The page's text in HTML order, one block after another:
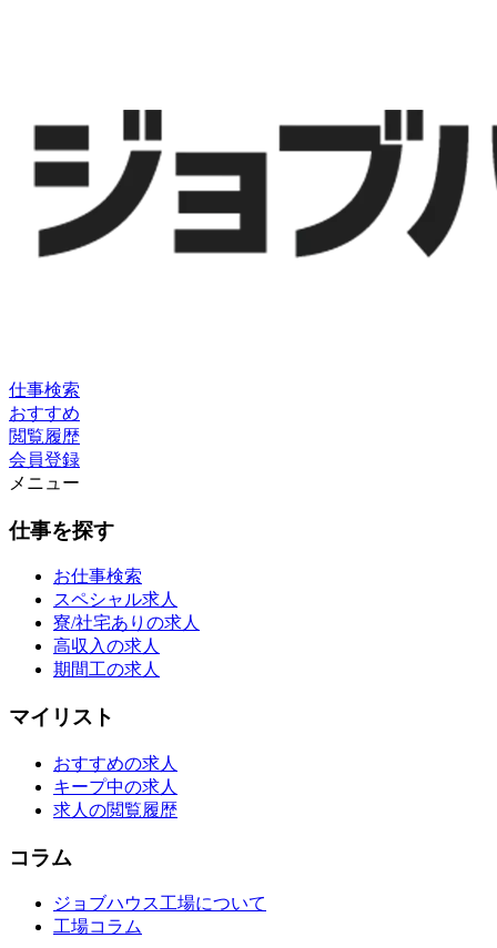
仕事検索
おすすめ
閲覧履歴
会員登録
メニュー
仕事を探す
お仕事検索
スペシャル求人
寮/社宅ありの求人
高収入の求人
期間工の求人
マイリスト
おすすめの求人
キープ中の求人
求人の閲覧履歴
コラム
ジョブハウス工場について
工場コラム